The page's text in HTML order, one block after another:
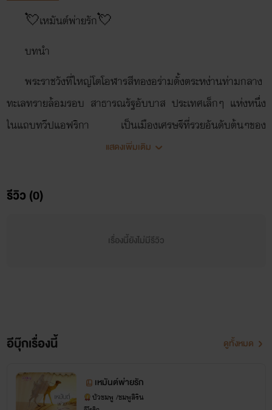
💘เหมันต์พ่ายรัก💘
บทนำ
พระราชวังที่ใหญ่โตโอฬารสีทองอร่ามตั้งตระหง่านท่ามกลาง
ทะเลทรายล้อมรอบ สาธารณรัฐอับบาส ประเทศเล็กๆ แห่งหนึ่ง
ในแถบทวีปแอฟริกา เป็นเมืองเศรษฐีที่รวยอันดับต้นๆของ
ประเทศ เป็นพื้นที่แห้งแล้ง แต่อุดมสมบูรณ์ไปด้วยบ่อน้ำมัน มี
' เชคฮ บราฮิม อัล ฟารี ' เป็นสุลต่านปกครองประเทศแห่งนี้ มี
' ดุจดาว อัล ฟารี' เป็นสาวชาวไทย มีบุตรชายด้วยกันหนึ่งคน
ฮิม อัล ฟารี รักชายาคนนี้มาก แต่เธอต้องมาตรอมใจตาย เขา
เสียใจมาก นี่เป็นเหตุผลที่ เหมันต์ อัล ฟารี ไม่ค่อยจะชอบเขา
หรืออาจจะเกลียดเลยก็ว่าได้ หากไม่มีธุระสำคัญอะไร เชคฮ บรา
ฮิม อัล ฟารี และบุตรชาย แทบจะไม่ได้คุยกันเลยด้วยซ้ำ
แสดงเพิ่มเติม
รีวิว (0)
เรื่องนี้ยังไม่มีรีวิว
อีบุ๊กเรื่องนี้ ดูทั้งหมด
เหมันต์พ่ายรัก
บัวชมพู /ชมพูสิริน